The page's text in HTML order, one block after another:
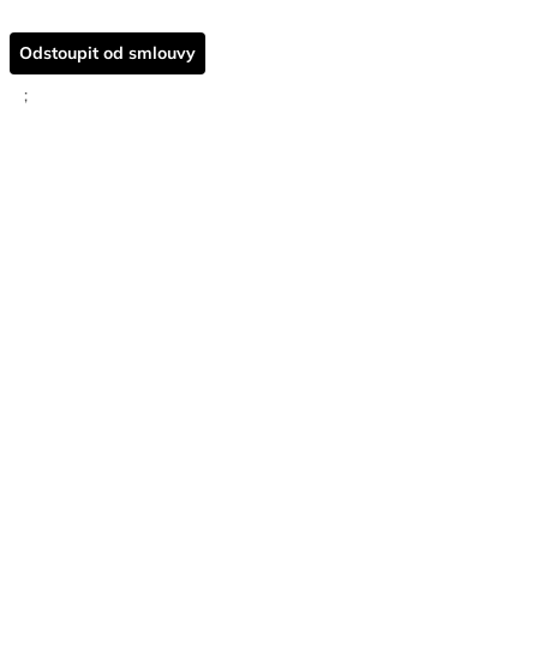
Odstoupit od smlouvy
;